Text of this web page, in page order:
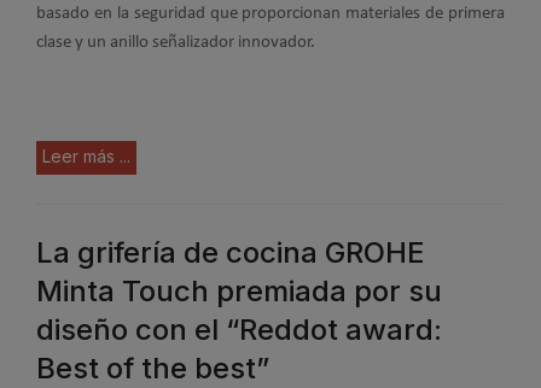
basado en la seguridad que proporcionan materiales de primera
clase y un anillo señalizador innovador.
Leer más ...
La grifería de cocina GROHE
Minta Touch premiada por su
diseño con el “Reddot award:
Best of the best”